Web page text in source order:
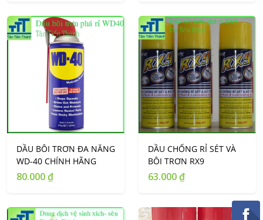
DẦU BÔI TRƠN ĐA NĂNG
WD-40 CHÍNH HÃNG
80.000 ₫
DẦU CHỐNG RỈ SÉT VÀ
BÔI TRƠN RX9
63.000 ₫